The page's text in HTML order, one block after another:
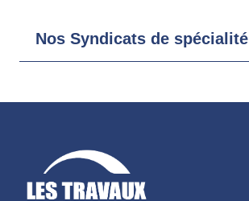
Nos Syndicats de spécialité